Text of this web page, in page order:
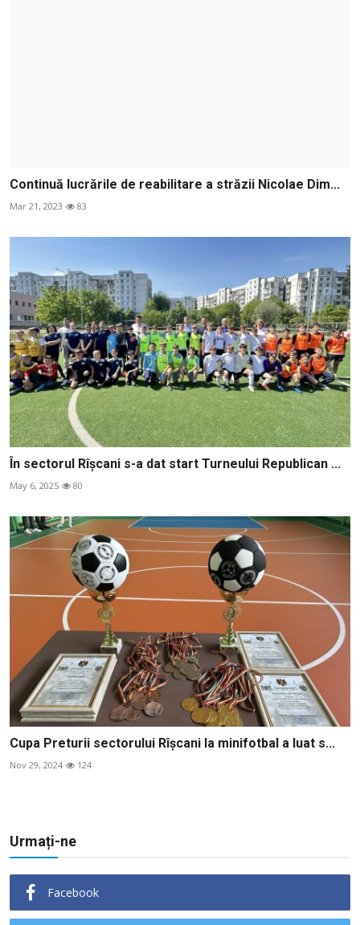
Continuă lucrările de reabilitare a străzii Nicolae Dim...
Mar 21, 2023 83
În sectorul Rîșcani s-a dat start Turneului Republican ...
May 6, 2025 80
Cupa Preturii sectorului Rîşcani la minifotbal a luat s...
Nov 29, 2024 124
Urmați-ne
Facebook